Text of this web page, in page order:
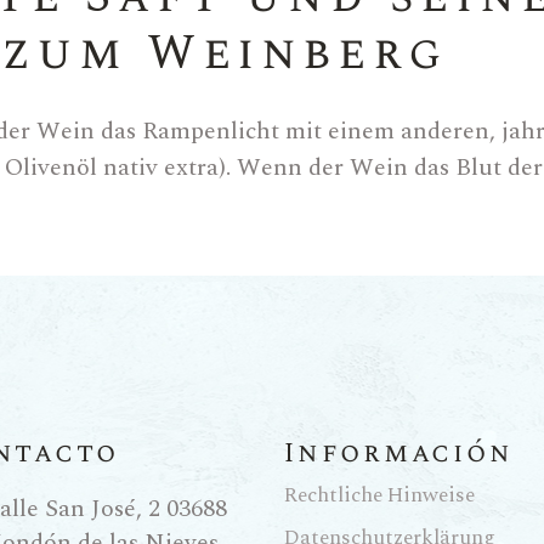
Weinberg
Wein das Rampenlicht mit einem anderen,
nativ extra). Wenn der Wein das Blut
mediterrane Klima, die steinigen Böden und
vor den Zyklen der Natur entstehen.
extra beginnt lange bevor die Olive die
San José, 2 03688
Información
Rechtliche Hinweise